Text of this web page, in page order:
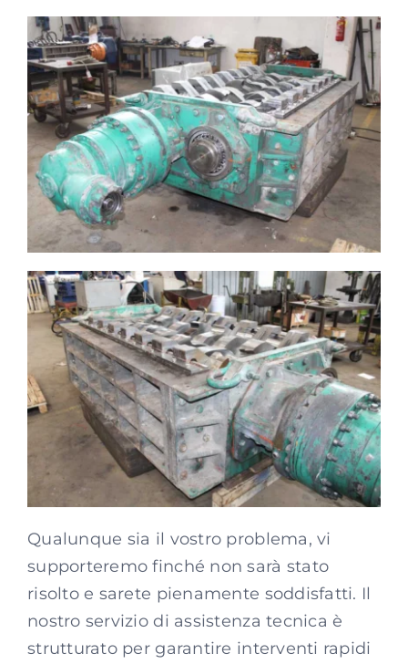
Qualunque sia il vostro problema, vi
supporteremo finché non sarà stato
risolto e sarete pienamente soddisfatti. Il
nostro servizio di assistenza tecnica è
strutturato per garantire interventi rapidi